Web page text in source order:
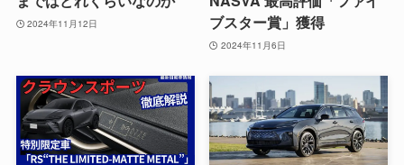
2024年11月12日
ブスター賞」獲得
2024年11月6日